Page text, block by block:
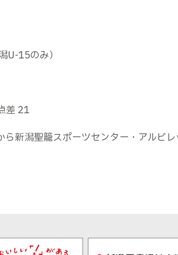
U-15のみ）
差 21
新潟聖籠スポーツセンター・アルビ